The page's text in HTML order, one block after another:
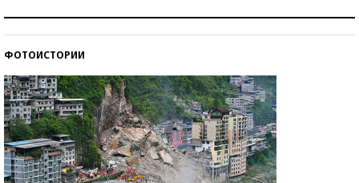
ФОТОИСТОРИИ